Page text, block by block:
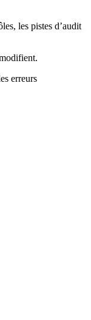
les pistes d’audit
erreurs